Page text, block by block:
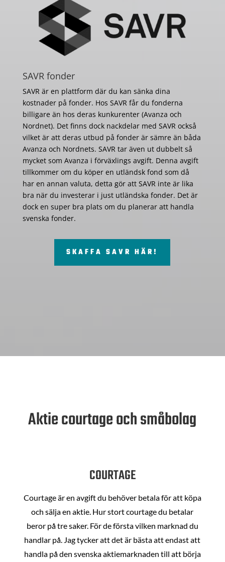
SAVR fonder
SAVR är en plattform där du kan sänka dina
kostnader på fonder. Hos SAVR får du fonderna
billigare än hos deras kunkurenter (Avanza och
Nordnet). Det finns dock nackdelar med SAVR också
vilket är att deras utbud på fonder är sämre än båda
Avanza och Nordnets. SAVR tar även ut dubbelt så
mycket som Avanza i förväxlings avgift. Denna avgift
tillkommer om du köper en utländsk fond som då
har en annan valuta, detta gör att SAVR inte är lika
bra när du investerar i just utländska fonder. Det är
dock en super bra plats om du planerar att handla
svenska fonder.
SKAFFA SAVR HÄR!
Aktie courtage och småbolag
COURTAGE
Courtage är en avgift du behöver betala för att köpa
och sälja en aktie. Hur stort courtage du betalar
beror på tre saker. För de första vilken marknad du
handlar på. Jag tycker att det är bästa att endast att
handla på den svenska aktiemarknaden till att börja